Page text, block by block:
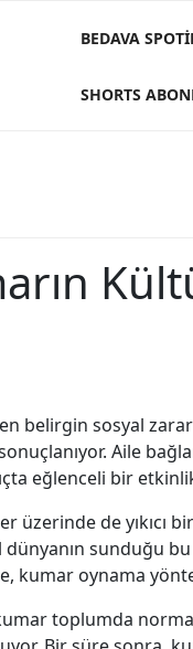
BEDAVA
SHORTS
en belirgin sosyal
Aile
eğlenceli bir
üzerinde de
sunduğu
kumar oynama
toplumda